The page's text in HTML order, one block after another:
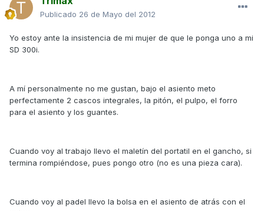
Publicado 26 de Mayo del 2012
Yo estoy ante la insistencia de mi mujer de que le ponga uno a mi
SD 300i.
A mí personalmente no me gustan, bajo el asiento meto
perfectamente 2 cascos integrales, la pitón, el pulpo, el forro
para el asiento y los guantes.
Cuando voy al trabajo llevo el maletín del portatil en el gancho, si
termina rompiéndose, pues pongo otro (no es una pieza cara).
Cuando voy al padel llevo la bolsa en el asiento de atrás con el